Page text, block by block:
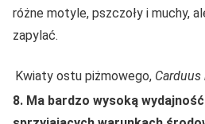
różne motyle, pszczoły i muchy,
zapylać.
Kwiaty ostu piżmowego, Carduus
8. Ma bardzo wysoką